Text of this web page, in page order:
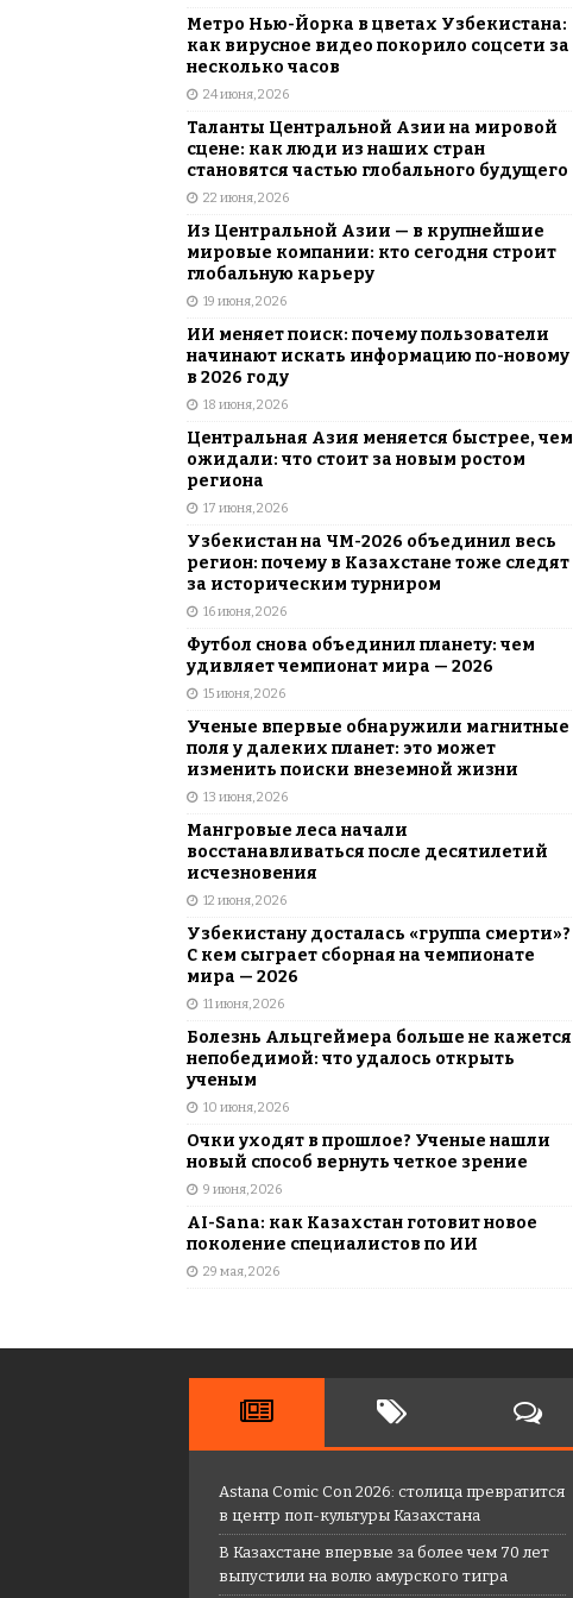
Метро Нью-Йорка в цветах Узбекистана:
как вирусное видео покорило соцсети за
несколько часов
24 июня, 2026
Таланты Центральной Азии на мировой
сцене: как люди из наших стран
становятся частью глобального будущего
22 июня, 2026
Из Центральной Азии — в крупнейшие
мировые компании: кто сегодня строит
глобальную карьеру
19 июня, 2026
ИИ меняет поиск: почему пользователи
начинают искать информацию по-новому
в 2026 году
18 июня, 2026
Центральная Азия меняется быстрее, чем
ожидали: что стоит за новым ростом
региона
17 июня, 2026
Узбекистан на ЧМ-2026 объединил весь
регион: почему в Казахстане тоже следят
за историческим турниром
16 июня, 2026
Футбол снова объединил планету: чем
удивляет чемпионат мира — 2026
15 июня, 2026
Ученые впервые обнаружили магнитные
поля у далеких планет: это может
изменить поиски внеземной жизни
13 июня, 2026
Мангровые леса начали
восстанавливаться после десятилетий
исчезновения
12 июня, 2026
Узбекистану досталась «группа смерти»?
С кем сыграет сборная на чемпионате
мира — 2026
11 июня, 2026
Болезнь Альцгеймера больше не кажется
непобедимой: что удалось открыть
ученым
10 июня, 2026
Очки уходят в прошлое? Ученые нашли
новый способ вернуть четкое зрение
9 июня, 2026
AI-Sana: как Казахстан готовит новое
поколение специалистов по ИИ
29 мая, 2026
Astana Comic Con 2026: столица превратится
в центр поп-культуры Казахстана
В Казахстане впервые за более чем 70 лет
выпустили на волю амурского тигра